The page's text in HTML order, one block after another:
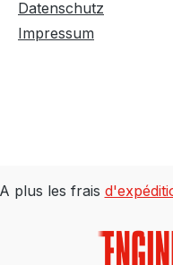
Datenschutz
Impressum
plus les frais